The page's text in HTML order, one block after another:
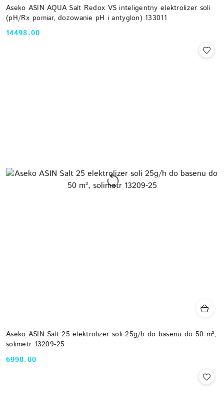
Aseko ASIN AQUA Salt Redox VS inteligentny elektrolizer soli
(pH/Rx pomiar, dozowanie pH i antyglon) 133011
Cena:
14498.00
Aseko ASIN Salt 25 elektrolizer soli 25g/h do basenu do 50 m³,
solimetr 13209-25
Cena:
6998.00